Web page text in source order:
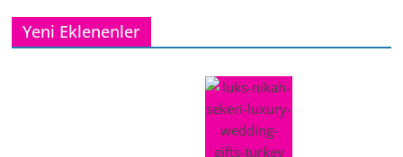
Yeni Eklenenler